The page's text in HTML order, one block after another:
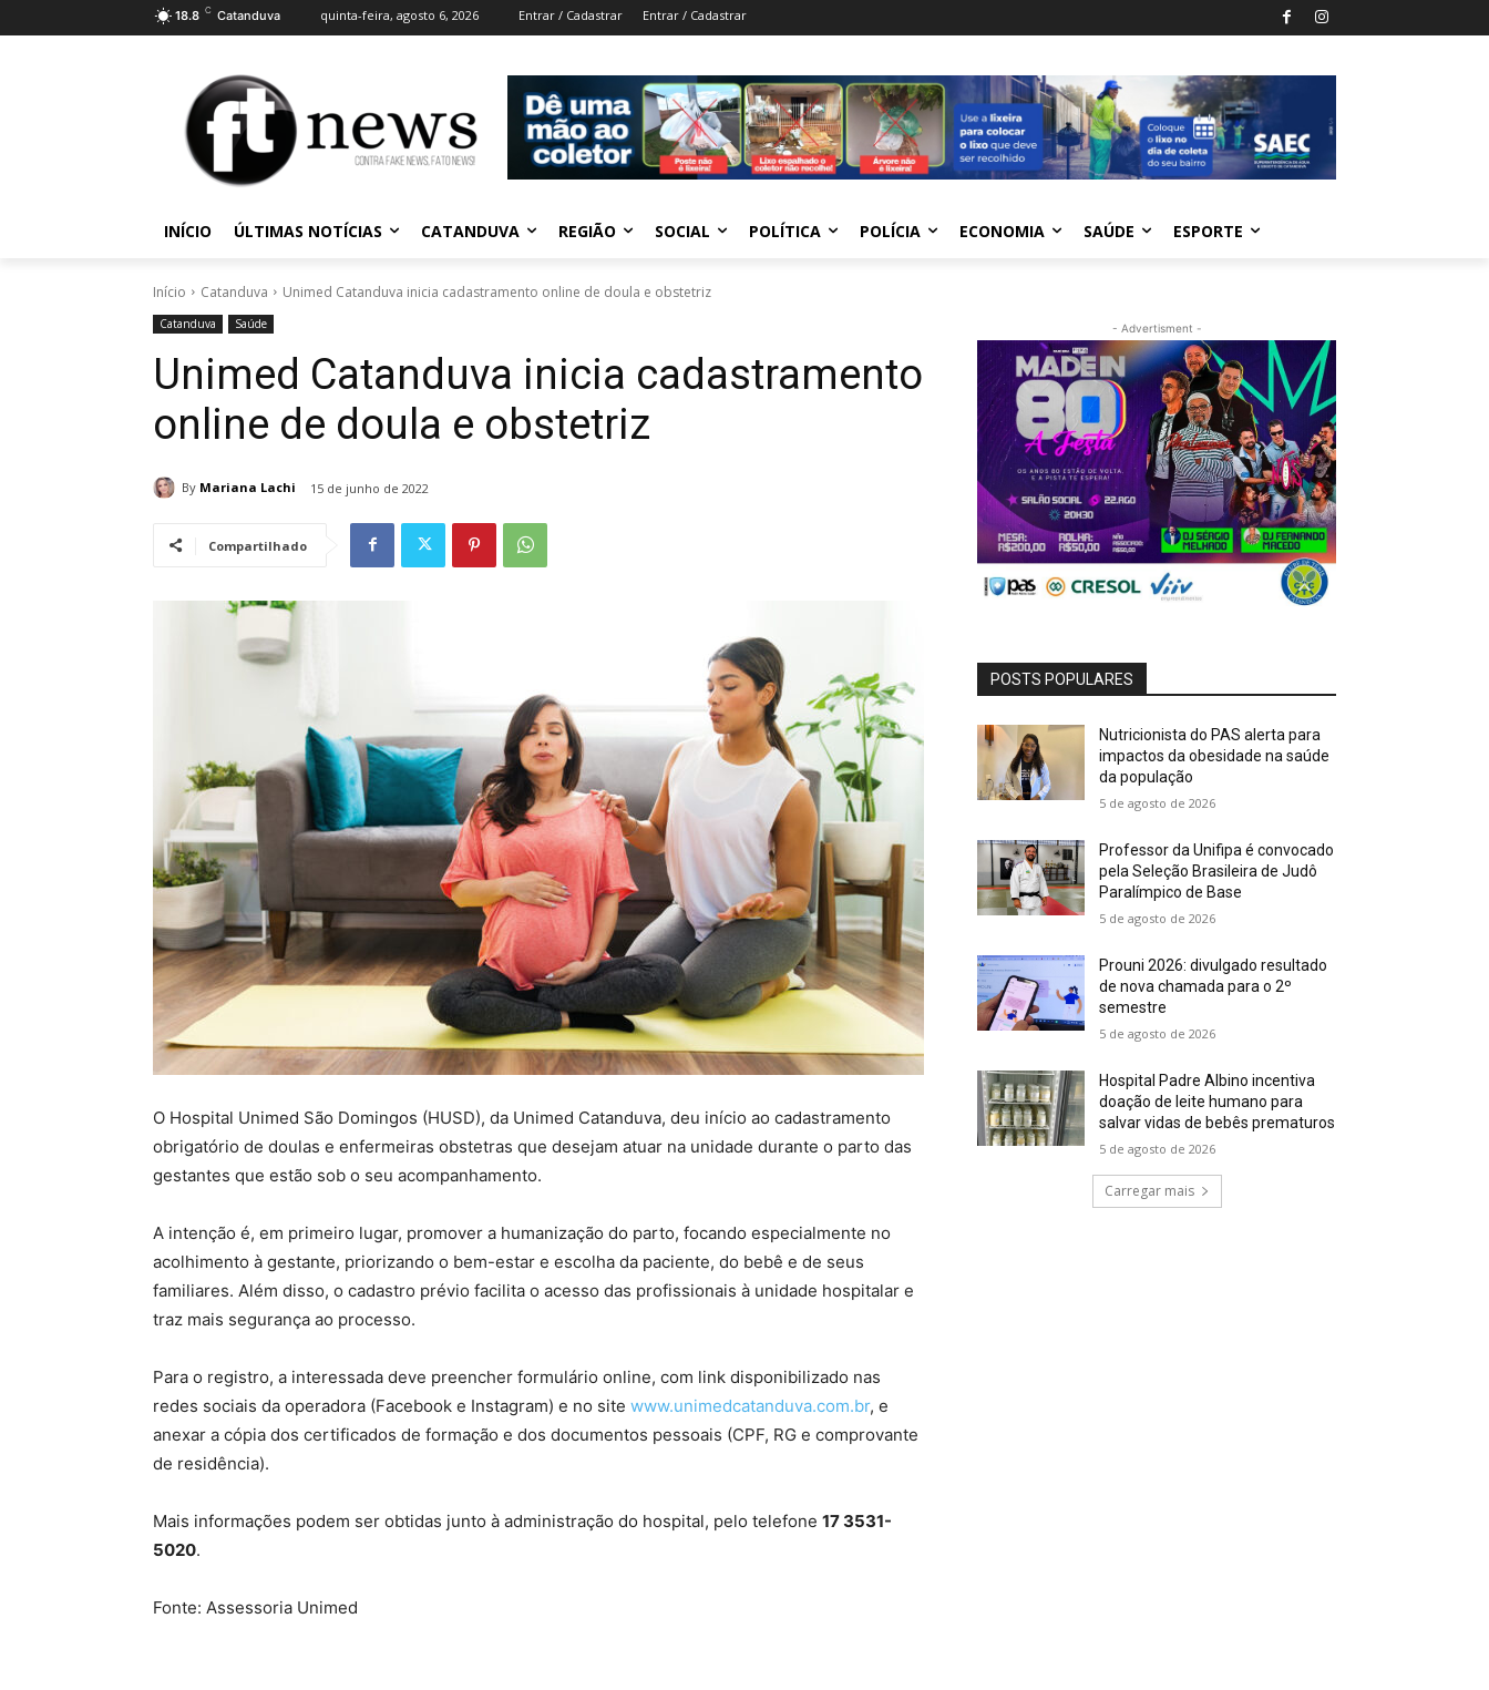
18.8 C Catanduva quinta-feira, agosto 6, 2026 Entrar / Cadastrar Entrar / Cadastrar
INÍCIO ÚLTIMAS NOTÍCIAS CATANDUVA REGIÃO SOCIAL POLÍTICA POLÍCIA ECONOMIA SAÚDE ESPORTE
Início Catanduva Unimed Catanduva inicia cadastramento online de doula e obstetriz
Catanduva Saúde
Unimed Catanduva inicia cadastramento
online de doula e obstetriz
By Mariana Lachi 15 de junho de 2022
Compartilhado
O Hospital Unimed São Domingos (HUSD), da Unimed Catanduva, deu início ao cadastramento
obrigatório de doulas e enfermeiras obstetras que desejam atuar na unidade durante o parto das
gestantes que estão sob o seu acompanhamento.
A intenção é, em primeiro lugar, promover a humanização do parto, focando especialmente no
acolhimento à gestante, priorizando o bem-estar e escolha da paciente, do bebê e de seus
familiares. Além disso, o cadastro prévio facilita o acesso das profissionais à unidade hospitalar e
traz mais segurança ao processo.
Para o registro, a interessada deve preencher formulário online, com link disponibilizado nas
redes sociais da operadora (Facebook e Instagram) e no site www.unimedcatanduva.com.br, e
anexar a cópia dos certificados de formação e dos documentos pessoais (CPF, RG e comprovante
de residência).
Mais informações podem ser obtidas junto à administração do hospital, pelo telefone 17 3531-
5020.
Fonte: Assessoria Unimed
- Advertisment -
POSTS POPULARES
Nutricionista do PAS alerta para
impactos da obesidade na saúde
da população
5 de agosto de 2026
Professor da Unifipa é convocado
pela Seleção Brasileira de Judô
Paralímpico de Base
5 de agosto de 2026
Prouni 2026: divulgado resultado
de nova chamada para o 2º
semestre
5 de agosto de 2026
Hospital Padre Albino incentiva
doação de leite humano para
salvar vidas de bebês prematuros
5 de agosto de 2026
Carregar mais